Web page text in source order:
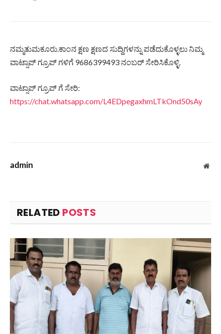
ನಮ್ಮತುಮಕೂರು.ಕಾಂನ ಕ್ಷಣ ಕ್ಷಣದ ಸುದ್ದಿಗಳನ್ನು ಪಡೆದುಕೊಳ್ಳಲು ನಿಮ್ಮ
ವಾಟ್ಸಾಪ್ ಗ್ರೂಪ್ ಗಳಿಗೆ 9686399493 ನಂಬರ್ ಸೇರಿಸಿಕೊಳ್ಳಿ.
ವಾಟ್ಸಾಪ್ ಗ್ರೂಪ್ ಗೆ ಸೇರಿ:
https://chat.whatsapp.com/L4EDpegaxhmLTkOnd50sAy
admin
RELATED POSTS